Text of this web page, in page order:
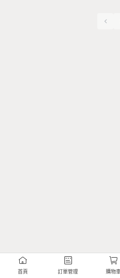
首頁 訂單管理 購物